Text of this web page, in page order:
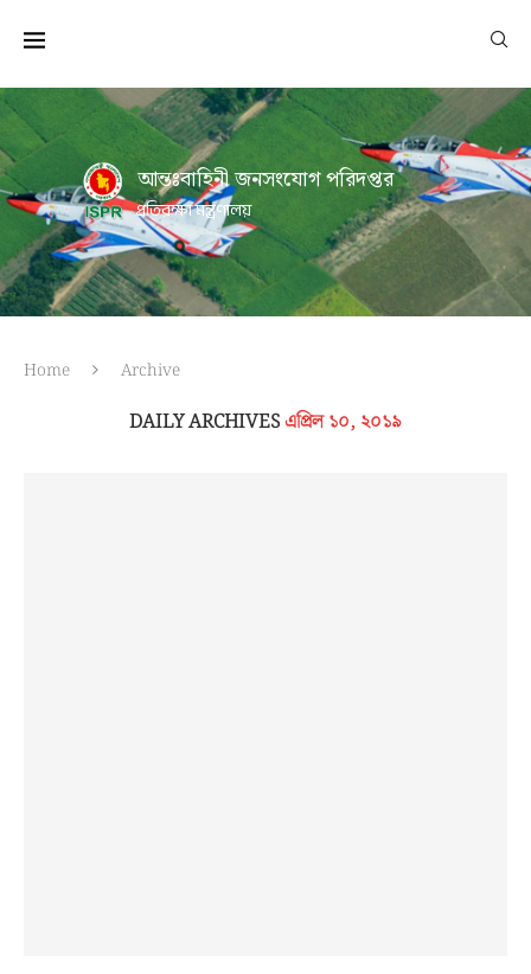
আন্তঃবাহিনী জনসংযোগ পরিদপ্তর
প্রতিরক্ষা মন্ত্রণালয়
Home Archive
DAILY ARCHIVESএপ্রিল ১০, ২০১৯